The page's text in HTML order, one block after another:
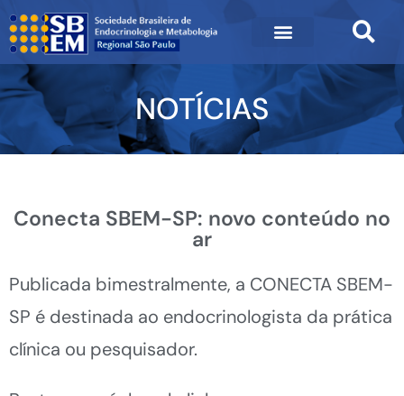
NOTÍCIAS
Conecta SBEM-SP: novo conteúdo no
ar
Publicada bimestralmente, a CONECTA SBEM-
SP é destinada ao endocrinologista da prática
clínica ou pesquisador.